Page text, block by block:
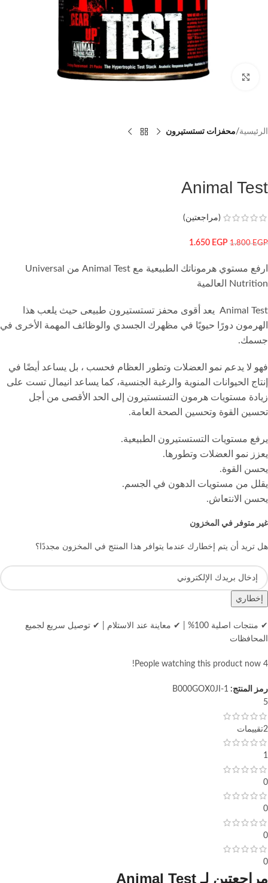
اضغط للتكبير
الرئيسية محفزات تستستيرون
Animal Test
(مراجعتين)
1.800EGP
1.650 EGP
ارفع مستوي هرموناتك الطبيعية مع Animal Test من Universal
Nutrition العالمية
Animal Test يعد أقوى محفز تستستيرون طبيعى حيث يلعب هذا
الهرمون دورًا حيويًا في مظهرك الجسدي والوظائف المهمة الأخرى في
جسمك.
فهو لا يدعم نمو العضلات وتطور العظام فحسب ، بل يساعد أيضًا في
إنتاج الحيوانات المنوية والرغبة الجنسية، كما يساعد انيمال تست على
زيادة مستويات هرمون التستستيرون إلى الحد الأقصى من أجل
تحسين القوة وتحسين الصحة العامة.
يرفع مستويات التستستيرون الطبيعية.
يعزز نمو العضلات وتطورها.
يحسن القوة.
يقلل من مستويات الدهون في الجسم.
يحسن الانتعاش.
غير متوفر في المخزون
هل تريد أن يتم إخطارك عندما يتوافر هذا المنتج في المخزون مجددًا؟
إخطاري
✔ منتجات اصلية 100% ✔ معاينة عند الاستلام
✔ توصيل سريع لجميع
المحافظات
4
People watching this product now!
رمز المنتج: B000GOX0JI-1
5
2تقييمات
1
0
0
0
0
مراجعتين لـ Animal Test